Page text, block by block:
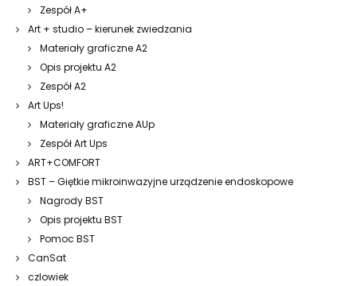
Zespół A+
Art + studio – kierunek zwiedzania
Materiały graficzne A2
Opis projektu A2
Zespół A2
Art Ups!
Materiały graficzne AUp
Zespół Art Ups
ART+COMFORT
BST – Giętkie mikroinwazyjne urządzenie endoskopowe
Nagrody BST
Opis projektu BST
Pomoc BST
CanSat
czlowiek